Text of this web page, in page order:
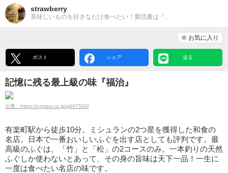
strawberry
美味しいものを好きなだけ食べたい！愛読書は『...
お気に入り
ポスト シェア 送る
記憶に残る最上級の味『福治』
出典：https://r.gnavi.co.jp/g997500/
有楽町駅から徒歩10分。ミシュランの2つ星を獲得した和食の
名店。日本で一番おいしいふぐを出す店としても評判です。最
高級のふぐは、「竹」と「松」の2コースのみ。一本釣りの天然
ふぐしか使わないとあって、その身の旨味は天下一品！一生に
一度は食べたい名店の味です。